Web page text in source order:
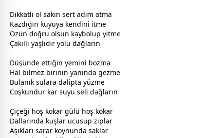
Dikkatli ol sakın sert adım atma
Kazdığın kuyuya kendini itme
Özün doğru olsun kaybolup yitme
Çakıllı yaşlıdır yolu dağların
Düşünde ettiğin yemini bozma
Hal bilmez birinin yanında gezme
Bulanık sulara dalipta yüzme
Coşkundur kar suyu seli dağların
Çiçeği hoş kokar gülü hoş kokar
Dallarında kuşlar ucusup zıplar
Aşıkları sarar koynunda saklar